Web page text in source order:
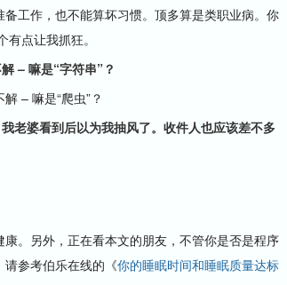
工作，也不能算坏习惯。顶多算是类职业病。你
点让我抓狂。
– 嘛是“字符串”？
– 嘛是“爬虫”？
婆看到后以为我抽风了。收件人也应该差不多
。另外，正在看本文的朋友，不管你是否是程序
请参考伯乐在线的《你的睡眠时间和睡眠质量达标